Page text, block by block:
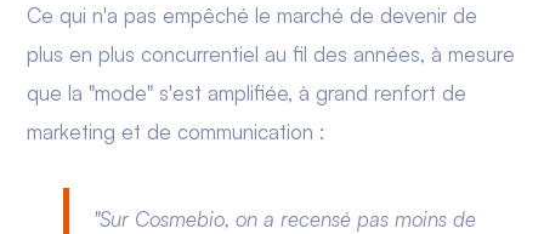
Ce qui n'a pas empêché le marché de devenir de
plus en plus concurrentiel au fil des années, à mesure
que la "mode" s'est amplifiée, à grand renfort de
marketing et de communication :
"Sur Cosmebio, on a recensé pas moins de